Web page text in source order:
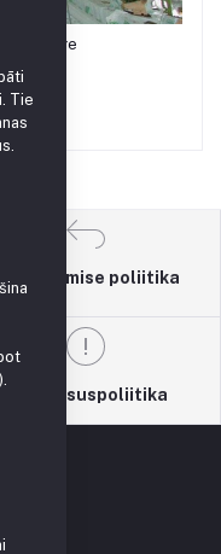
valge
Tagastamise poliitika
Privaatsuspoliitika
Tie